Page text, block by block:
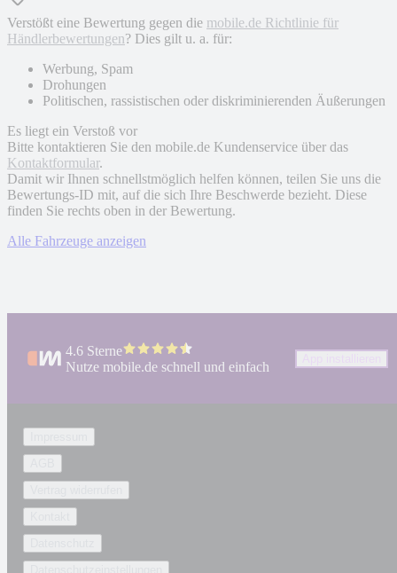
Verstößt eine Bewertung gegen die mobile.de Richtlinie für
Händlerbewertungen? Dies gilt u. a. für:
Werbung, Spam
Drohungen
Politischen, rassistischen oder diskriminierenden Äußerungen
Es liegt ein Verstoß vor
Bitte kontaktieren Sie den mobile.de Kundenservice über das
Kontaktformular.
Damit wir Ihnen schnellstmöglich helfen können, teilen Sie uns die
Bewertungs-ID mit, auf die sich Ihre Beschwerde bezieht. Diese
finden Sie rechts oben in der Bewertung.
Alle Fahrzeuge anzeigen
4.6 Sterne
Nutze mobile.de schnell und einfach